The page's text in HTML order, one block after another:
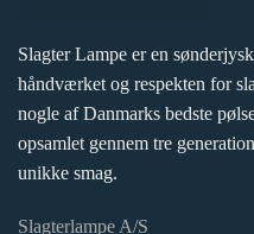
Slagter Lampe er en
håndværket og respekten for
nogle af Danmarks bedste
opsamlet gennem tre
unikke smag.
Slagterlampe A/S